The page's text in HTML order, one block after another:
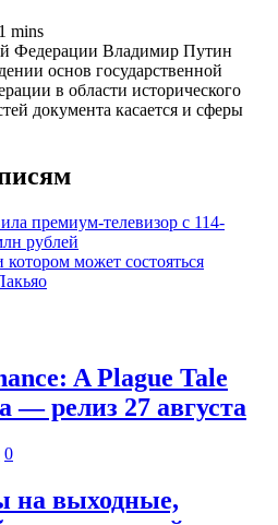
1 mins
Федерации Владимир Путин
основ государственной
в области исторического
документа касается и сферы
премиум-телевизор с 114-
рублей
может состояться
A Plague Tale
— релиз 27 августа
0
на выходные,